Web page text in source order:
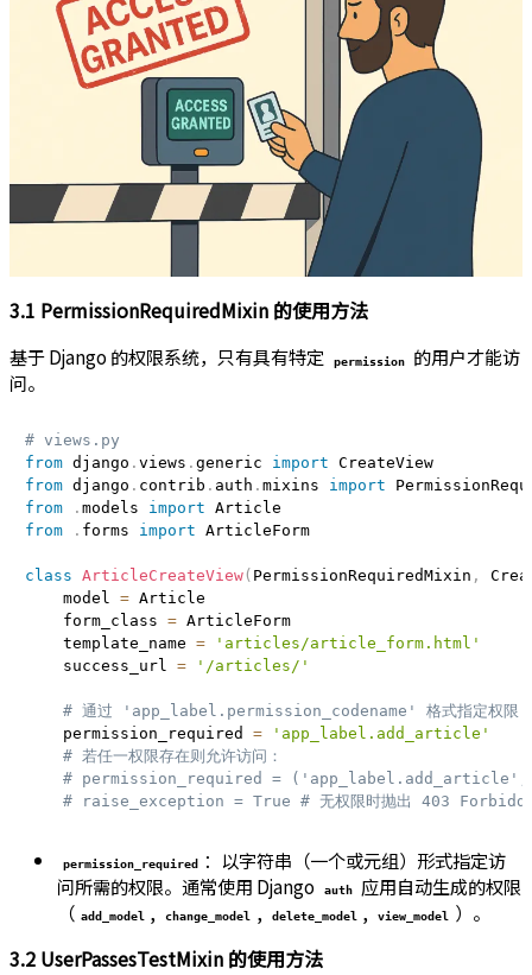
3.1 PermissionRequiredMixin 的使用方法
基于 Django 的权限系统，只有具有特定 permission
的用户才能访
问。
# views.py
from django . views . generic import
CreateView
from django . contrib . auth . mixins import
from
. models import
from
. forms import ArticleForm
class ArticleCreateView( PermissionRequiredMixin ,
    model
= Article
    form_class
= ArticleForm
    template_name
=
'articles/article_form.html'
    success_url
= '/articles/'
# 通过 'app_label.permission_codename' 格式指定权限
    permission_required
=
'app_label.add_article'
# 若任一权限存在则允许访问：
# permission_required =
# raise_exception = True # 无权限时抛出 403 Forbidden
permission_required
：以字符串（一个或元组）形式指定访
问所需的权限。通常使用 Django
auth
应用自动生成的权限
（ add_model , change_model , delete_model , view_model ）。
3.2 UserPassesTestMixin 的使用方法